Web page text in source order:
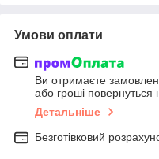
Умови оплати
Ви отримаєте
або гроші повернуться
Детальніше
Безготівковий